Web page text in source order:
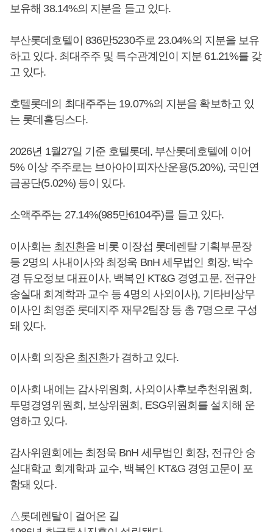
보유해 38.14%의 지분을 들고 있다.
부산롯데호텔이 836만5230주로 23.04%의 지분을 보유
하고 있다. 최대주주 및 특수관계인이 지분 61.21%를 갖
고 있다.
호텔롯데의 최대주주는 19.07%의 지분을 확보하고 있
는 롯데홀딩스다.
2026년 1월27일 기준 호텔롯데, 부산롯데호텔에 이어
5% 이상 주주로는 브아아이피자산운용(5.20%), 국민연
금공단(5.02%) 등이 있다.
소액주주는 27.14%(985만6104주)를 들고 있다.
이사회는 최진환을 비롯 이장섭 롯데렌탈 기획부문장
등 2명의 사내이사와 최정욱 BnH 세무법인 회장, 박수
경 듀오정보 대표이사, 백복인 KT&G 경영고문, 전규안
숭실대 회계학과 교수 등 4명의 사외이사), 기타비상무
이사인 최영준 롯데지주 재무2팀장 등 총 7명으로 구성
돼 있다.
이사회 의장은 최진환가 겸하고 있다.
이사회 내에는 감사위원회, 사외이사후보추천위원회,
투명경영위원회, 보상위원회, ESG위원회를 설치해 운
영하고 있다.
감사위원회에는 최정욱 BnH 세무법인 회장, 전규안 숭
실대학교 회계학과 교수, 백복인 KT&G 경영고문이 포
함돼 있다.
△롯데렌탈이 걸어온 길